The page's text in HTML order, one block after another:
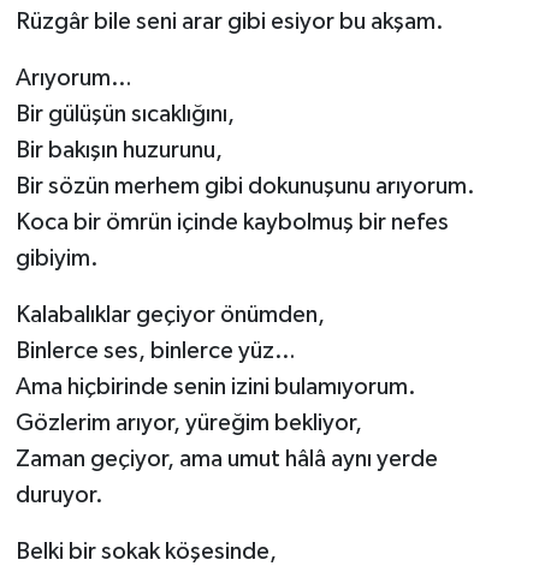
Rüzgâr bile seni arar gibi esiyor bu akşam.
Arıyorum…
Bir gülüşün sıcaklığını,
Bir bakışın huzurunu,
Bir sözün merhem gibi dokunuşunu arıyorum.
Koca bir ömrün içinde kaybolmuş bir nefes
gibiyim.
Kalabalıklar geçiyor önümden,
Binlerce ses, binlerce yüz…
Ama hiçbirinde senin izini bulamıyorum.
Gözlerim arıyor, yüreğim bekliyor,
Zaman geçiyor, ama umut hâlâ aynı yerde
duruyor.
Belki bir sokak köşesinde,